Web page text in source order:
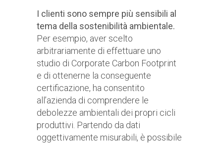
I clienti sono sempre più sensibili al
tema della sostenibilità ambientale.
Per esempio, aver scelto
arbitrariamente di effettuare uno
studio di Corporate Carbon Footprint
e di ottenerne la conseguente
certificazione, ha consentito
all’azienda di comprendere le
debolezze ambientali dei propri cicli
produttivi. Partendo da dati
oggettivamente misurabili, è possibile